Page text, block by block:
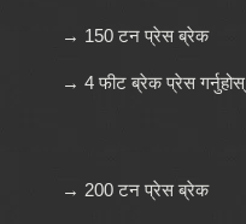
→ 150 टन प्रेस ब्रेक
→ 4 फीट ब्रेक प्रेस गर्नुहोस्
→ 200 टन प्रेस ब्रेक